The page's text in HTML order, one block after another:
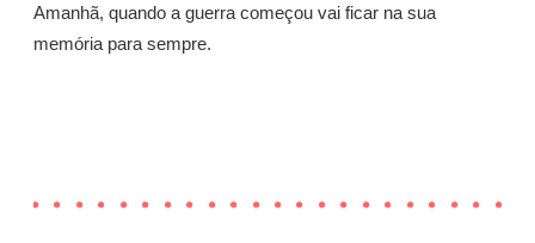
Amanhã, quando a guerra começou vai ficar na sua
memória para sempre.